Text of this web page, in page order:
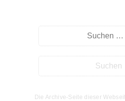
Die Archive-Seite dieser